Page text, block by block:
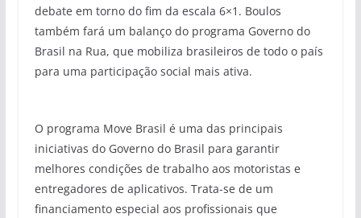
debate em torno do fim da escala 6×1. Boulos
também fará um balanço do programa Governo do
Brasil na Rua, que mobiliza brasileiros de todo o país
para uma participação social mais ativa.
O programa Move Brasil é uma das principais
iniciativas do Governo do Brasil para garantir
melhores condições de trabalho aos motoristas e
entregadores de aplicativos. Trata-se de um
financiamento especial aos profissionais que